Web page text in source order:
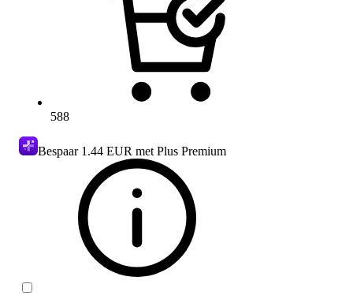
588
Bespaar 1.44 EUR met Plus Premium